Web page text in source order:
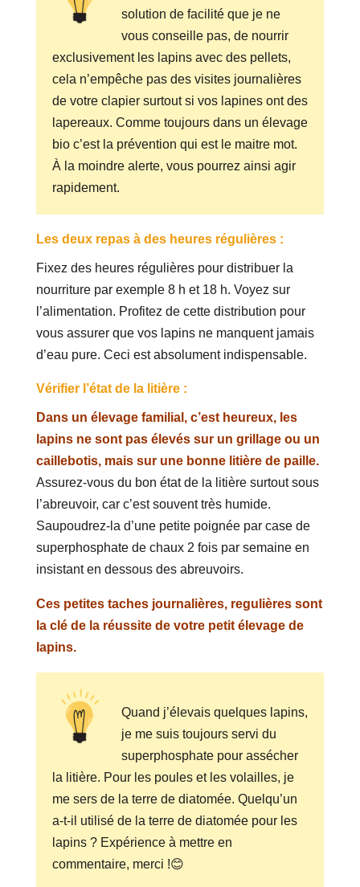
solution de facilité que je ne
vous conseille pas, de nourrir
exclusivement les lapins avec des pellets,
cela n’empêche pas des visites journalières
de votre clapier surtout si vos lapines ont des
lapereaux. Comme toujours dans un élevage
bio c’est la prévention qui est le maitre mot.
À la moindre alerte, vous pourrez ainsi agir
rapidement.
Les deux repas à des heures régulières :
Fixez des heures régulières pour distribuer la
nourriture par exemple 8 h et 18 h. Voyez sur
l’alimentation. Profitez de cette distribution pour
vous assurer que vos lapins ne manquent jamais
d’eau pure. Ceci est absolument indispensable.
Vérifier l’état de la litière :
Dans un élevage familial, c’est heureux, les
lapins ne sont pas élevés sur un grillage ou un
caillebotis, mais sur une bonne litière de paille.
Assurez-vous du bon état de la litière surtout sous
l’abreuvoir, car c’est souvent très humide.
Saupoudrez-la d’une petite poignée par case de
superphosphate de chaux 2 fois par semaine en
insistant en dessous des abreuvoirs.
Ces petites taches journalières, regulières sont
la clé de la réussite de votre petit élevage de
lapins.
Quand j’élevais quelques lapins,
je me suis toujours servi du
superphosphate pour assécher
la litière. Pour les poules et les volailles, je
me sers de la terre de diatomée. Quelqu’un
a-t-il utilisé de la terre de diatomée pour les
lapins ? Expérience à mettre en
commentaire, merci !😊